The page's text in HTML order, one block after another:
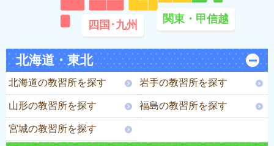
関東・甲信越
四国･九州
北海道・東北
北海道の教習所を探す 岩手の教習所を探す
山形の教習所を探す 福島の教習所を探す
宮城の教習所を探す